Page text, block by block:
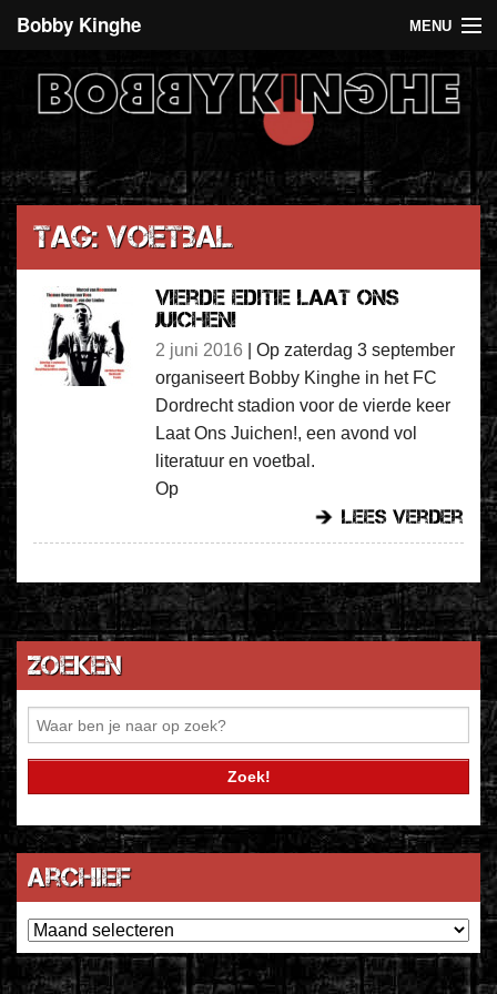
Bobby Kinghe MENU
Recent
De 5 euro club
Over Bobby Kinghe
Tag: voetbal
Vierde editie Laat ons
juichen!
2 juni 2016
Op zaterdag 3 september
organiseert Bobby Kinghe in het FC
Dordrecht stadion voor de vierde keer
Laat Ons Juichen!, een avond vol
literatuur en voetbal.
Op
lees verder
Zoeken
Archief
Archief